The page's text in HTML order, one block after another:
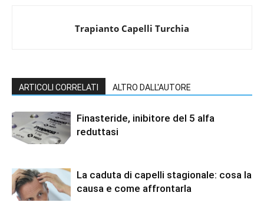
Trapianto Capelli Turchia
ARTICOLI CORRELATI ALTRO DALL'AUTORE
Finasteride, inibitore del 5 alfa
reduttasi
La caduta di capelli stagionale: cosa la
causa e come affrontarla